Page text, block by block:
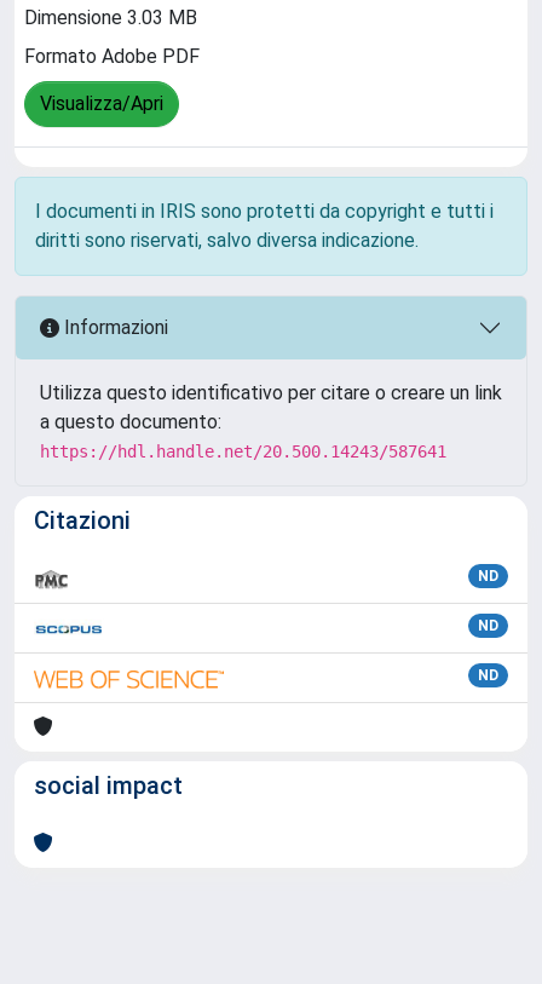
Dimensione 3.03 MB
Formato Adobe PDF
Visualizza/Apri
I documenti in IRIS sono protetti da copyright e tutti i
diritti sono riservati, salvo diversa indicazione.
Informazioni
Utilizza questo identificativo per citare o creare un link
a questo documento:
https://hdl.handle.net/20.500.14243/587641
Citazioni
ND
ND
ND
social impact